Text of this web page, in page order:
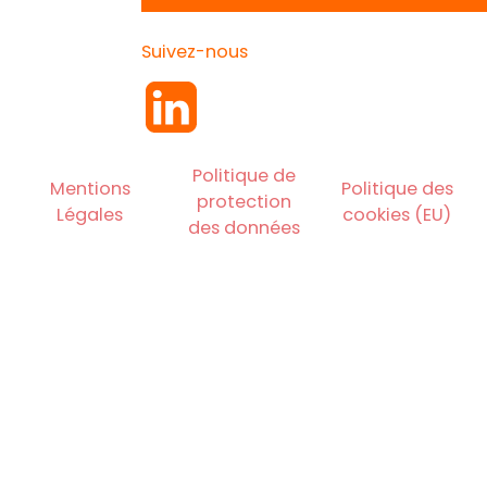
Suivez-nous
Mentions
Légales
Politique de
protection
des données
Politique des
cookies (EU)